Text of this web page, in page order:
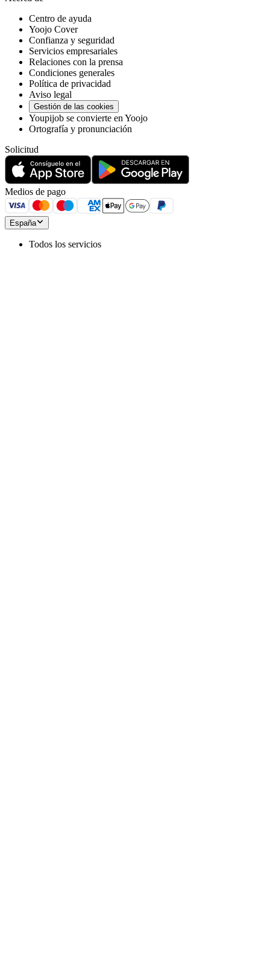
Centro de ayuda
Yoojo Cover
Confianza y seguridad
Servicios empresariales
Relaciones con la prensa
Condiciones generales
Política de privacidad
Aviso legal
Gestión de las cookies
Youpijob se convierte en Yoojo
Ortografía y pronunciación
Solicitud
Medios de pago
España
Todos los servicios